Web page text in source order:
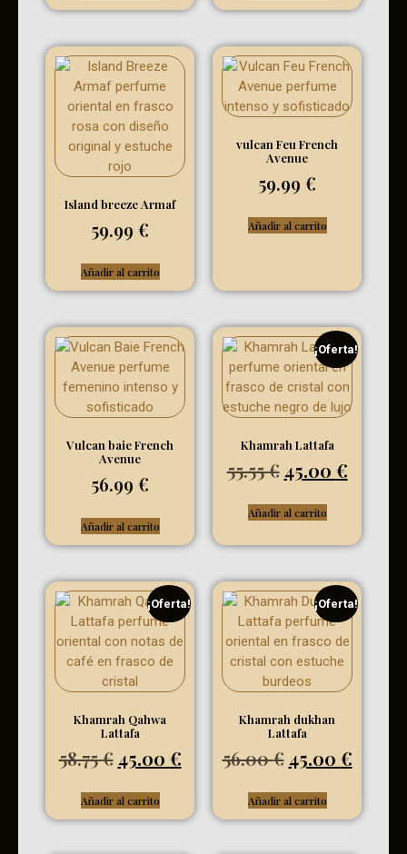
Island breeze Armaf
59.99 €
Añadir al carrito
vulcan Feu French
Avenue
59.99 €
Añadir al carrito
Vulcan baie French
Avenue
56.99 €
Añadir al carrito
¡Oferta!
Khamrah Lattafa
55.55€ 45.00 €
Añadir al carrito
¡Oferta!
Khamrah Qahwa
Lattafa
58.75€ 45.00 €
Añadir al carrito
¡Oferta!
Khamrah dukhan
Lattafa
56.00€ 45.00 €
Añadir al carrito